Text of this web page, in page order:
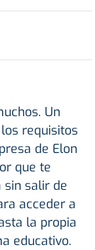
Un
requisitos
de Elon
que te
salir de
acceder a
la propia
educativo.